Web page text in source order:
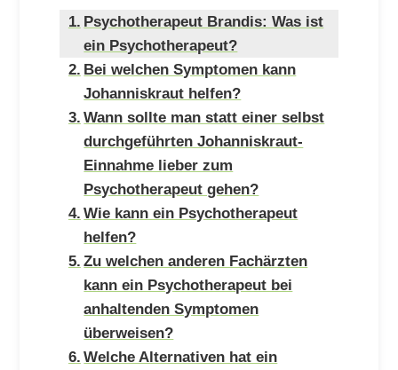
Psychotherapeut Brandis: Was ist
ein Psychotherapeut?
Bei welchen Symptomen kann
Johanniskraut helfen?
Wann sollte man statt einer selbst
durchgeführten Johanniskraut-
Einnahme lieber zum
Psychotherapeut gehen?
Wie kann ein Psychotherapeut
helfen?
Zu welchen anderen Fachärzten
kann ein Psychotherapeut bei
anhaltenden Symptomen
überweisen?
Welche Alternativen hat ein